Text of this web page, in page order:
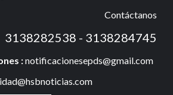
Contáctanos
3138282538 - 3138284745
:notificacionesepds@gmail.com